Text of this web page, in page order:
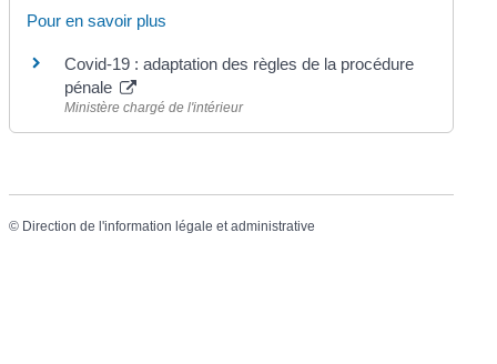
Pour en savoir plus
Covid-19 : adaptation des règles de la procédure
pénale
Ministère chargé de l'intérieur
© Direction de l'information légale et administrative